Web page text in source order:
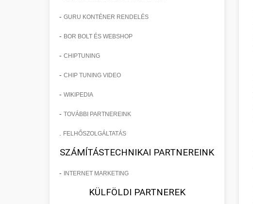
- GURU KONTÉNER RENDELÉS
- BOR BOLT ÉS WEBSHOP
- CHIPTUNING
- CHIP TUNING VIDEO
- WIKIPEDIA
- TOVÁBBI PARTNEREINK
FELHŐSZOLGÁLTATÁS
SZÁMÍTÁSTECHNIKAI PARTNEREINK
- INTERNET MARKETING
KÜLFÖLDI PARTNEREK